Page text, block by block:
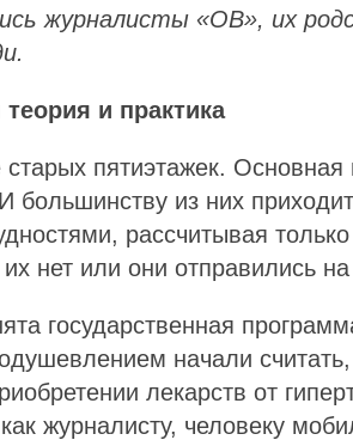
журналисты «ОВ», их
и практика
пятиэтажек. Основная
из них
рассчитывая
нет или они отправились
государственная
начали считать,
лекарств от
журналисту, человеку